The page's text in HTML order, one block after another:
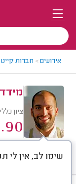
אירועים> חברות
מידד
ציון כללי
שימו לב, אין לי
חוות